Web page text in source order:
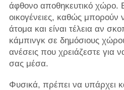
άφθονο αποθηκευτικό χώρο.
οικογένειες, καθώς
άτομα και είναι τέλεια αν
κάμπινγκ σε δημόσιους
ανέσεις που χρειάζεστε για
σας μέσα.
Φυσικά, πρέπει να υπάρχει